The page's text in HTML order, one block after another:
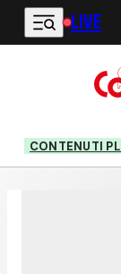
Vai al contenuto
LIVE
CONTENUTI